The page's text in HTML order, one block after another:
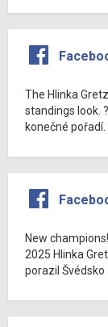
The Hlinka
standings look.
konečné pořadí.
New
2025 Hlinka
porazil Švédsko